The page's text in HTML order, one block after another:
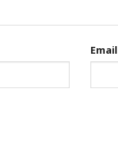
Email